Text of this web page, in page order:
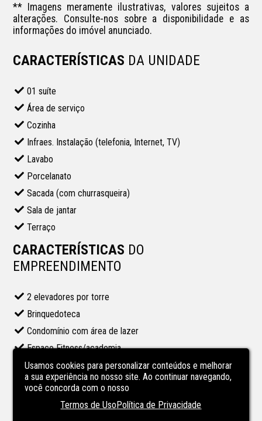
** Imagens meramente ilustrativas, valores sujeitos a
alterações. Consulte-nos sobre a disponibilidade e as
informações do imóvel anunciado.
CARACTERÍSTICAS DA UNIDADE
01 suíte
Área de serviço
Cozinha
Infraes. Instalação (telefonia, Internet, TV)
Lavabo
Porcelanato
Sacada (com churrasqueira)
Sala de jantar
Terraço
CARACTERÍSTICAS DO
EMPREENDIMENTO
2 elevadores por torre
Brinquedoteca
Condomínio com área de lazer
Espaço Fitness/academia
Espaço Gourmet
Hall de entrada
Piscina Aquecida
Usamos cookies para personalizar conteúdos e melhorar
a sua experiência no nosso site. Ao continuar navegando,
você concorda com o nosso
Termos de UsoPolítica de Privacidade